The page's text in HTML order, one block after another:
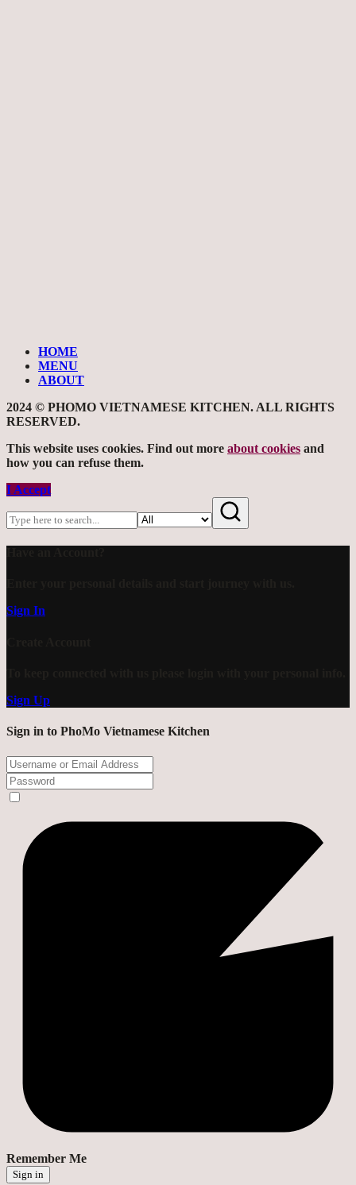
HOME
MENU
ABOUT
2024 © PHOMO VIETNAMESE KITCHEN. ALL RIGHTS
RESERVED.
This website uses cookies. Find out more about cookies and
how you can refuse them.
I Accept
Sign In
Sign Up
Sign in to PhoMo Vietnamese Kitchen
Remember Me
Sign in